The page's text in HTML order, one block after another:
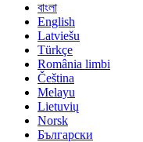
বাংলা
English
Latviešu
Türkçe
România limbi
Čeština
Melayu
Lietuvių
Norsk
Български